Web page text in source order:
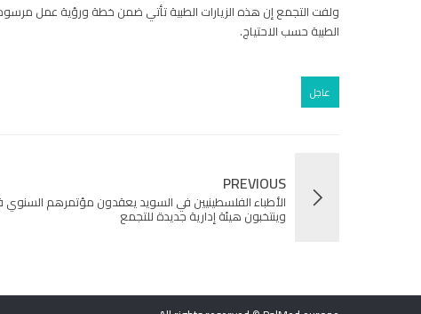
ولفت التجمع إن هذه الزيارات الطبية تأتي ضمن خطة ورؤية عمل
الطبية حسب الاحتياج.
عاجل
PREVIOUS
الأطباء الفلسطينيين في السويد يعقدون مؤتمرهم
وينتخبون هيئة إدارية جديدة للتجمع